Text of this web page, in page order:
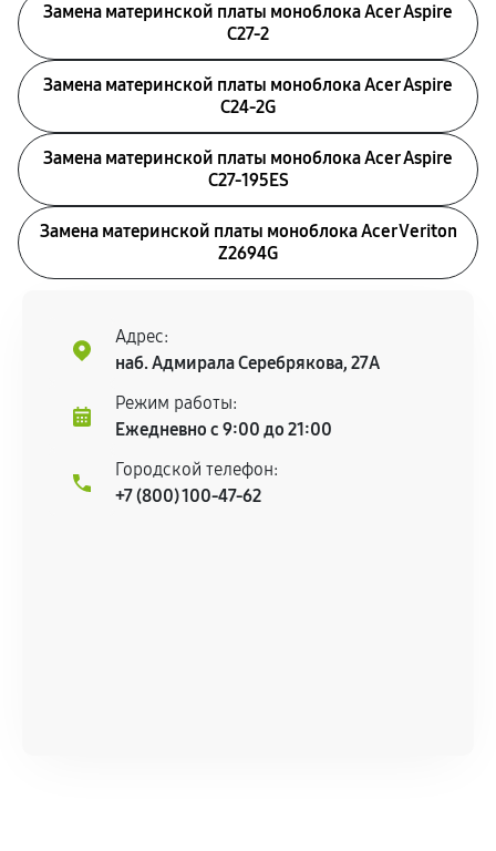
Замена материнской платы моноблока Acer Aspire
C27-2
Замена материнской платы моноблока Acer Aspire
C24-2G
Замена материнской платы моноблока Acer Aspire
C27-195ES
Замена материнской платы моноблока Acer Veriton
Z2694G
Адрес:
наб. Адмирала Серебрякова, 27А
Режим работы:
Ежедневно с 9:00 до 21:00
Городской телефон:
+7 (800) 100-47-62